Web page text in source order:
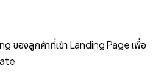
ของลูกค้าที่เข้า Landing Page เพื่อ